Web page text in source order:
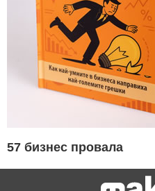
57 бизнес провала